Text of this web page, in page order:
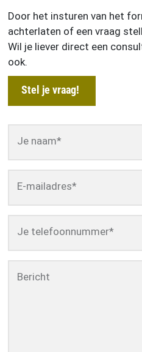
Door het insturen van het
achterlaten of een vraag
Wil je liever direct een
ook.
Stel je vraag!
Je naam*
E-mailadres*
Je telefoonnummer*
Bericht